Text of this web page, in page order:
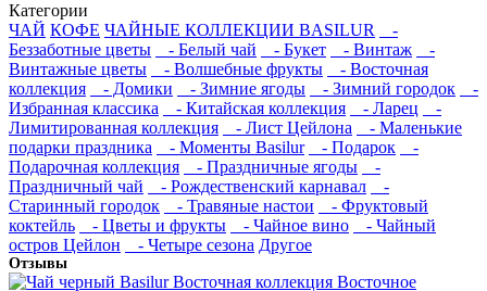
Категории
ЧАЙ КОФЕ ЧАЙНЫЕ КОЛЛЕКЦИИ BASILUR
-
Беззаботные цветы
- Белый чай - Букет - Винтаж
-
Винтажные цветы
- Волшебные фрукты
- Восточная
коллекция
- Домики - Зимние ягоды - Зимний городок
-
Избранная классика
- Китайская коллекция - Ларец
-
Лимитированная коллекция
- Лист Цейлона
- Маленькие
подарки праздника
- Моменты Basilur - Подарок
-
Подарочная коллекция
- Праздничные ягоды
-
Праздничный чай
- Рождественский карнавал
-
Старинный городок
- Травяные настои
- Фруктовый
коктейль
- Цветы и фрукты - Чайное вино
- Чайный
остров Цейлон
- Четыре сезона Другое
Отзывы